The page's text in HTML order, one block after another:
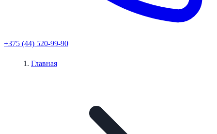
+375 (44) 520-99-90
Главная